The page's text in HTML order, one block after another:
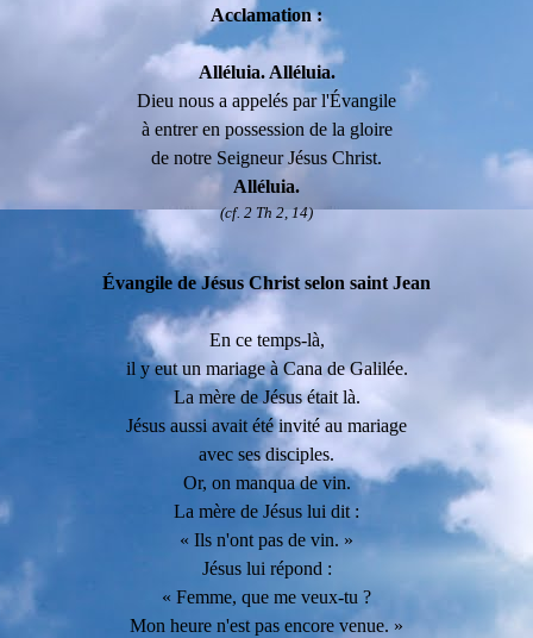
Acclamation :
Alléluia. Alléluia.
Dieu nous a appelés par l'Évangile
à entrer en possession de la gloire
de notre Seigneur Jésus Christ.
Alléluia.
(cf. 2 Th 2, 14)
Évangile de Jésus Christ selon saint Jean
En ce temps-là,
il y eut un mariage à Cana de Galilée.
La mère de Jésus était là.
Jésus aussi avait été invité au mariage
avec ses disciples.
Or, on manqua de vin.
La mère de Jésus lui dit :
« Ils n'ont pas de vin. »
Jésus lui répond :
« Femme, que me veux-tu ?
Mon heure n'est pas encore venue. »